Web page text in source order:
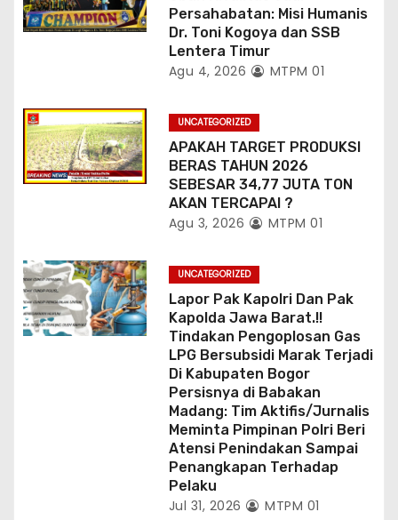
Persahabatan: Misi Humanis
Dr. Toni Kogoya dan SSB
Lentera Timur
Agu 4, 2026 MTPM 01
UNCATEGORIZED
APAKAH TARGET PRODUKSI
BERAS TAHUN 2026
SEBESAR 34,77 JUTA TON
AKAN TERCAPAI ?
Agu 3, 2026 MTPM 01
UNCATEGORIZED
Lapor Pak Kapolri Dan Pak
Kapolda Jawa Barat.!!
Tindakan Pengoplosan Gas
LPG Bersubsidi Marak Terjadi
Di Kabupaten Bogor
Persisnya di Babakan
Madang: Tim Aktifis/Jurnalis
Meminta Pimpinan Polri Beri
Atensi Penindakan Sampai
Penangkapan Terhadap
Pelaku
Jul 31, 2026 MTPM 01